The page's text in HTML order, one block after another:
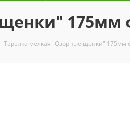
175мм
- Тарелка мелкая "Озорные щенки" 175мм